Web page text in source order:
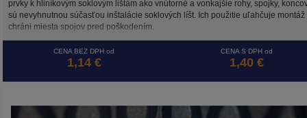
prvky k hliníkovým soklovým lištám ako vnútorné a vonkajšie rohy, spojky,
sú nevyhnutnou súčasťou inštalácie soklových líšt. Ich použitie uľahčuje montáž
chráni miesta spojov pred poškodením.
CENA BEZ DPH od
1,14 €
CENA S DPH od
1,40 €